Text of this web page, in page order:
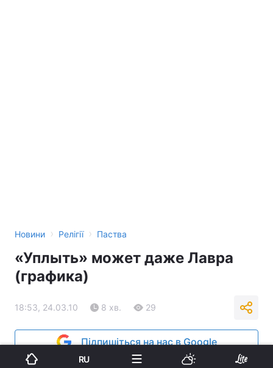
Новини › Релігії › Паства
«Уплыть» может даже Лавра
(графика)
18:53, 24.03.10 8 хв. 29
Підпишіться на нас в Google
RU